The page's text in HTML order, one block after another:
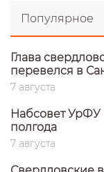
Популярное
Глава
перевелся в
7 августа
Набсовет УрФУ
полгода
7 августа